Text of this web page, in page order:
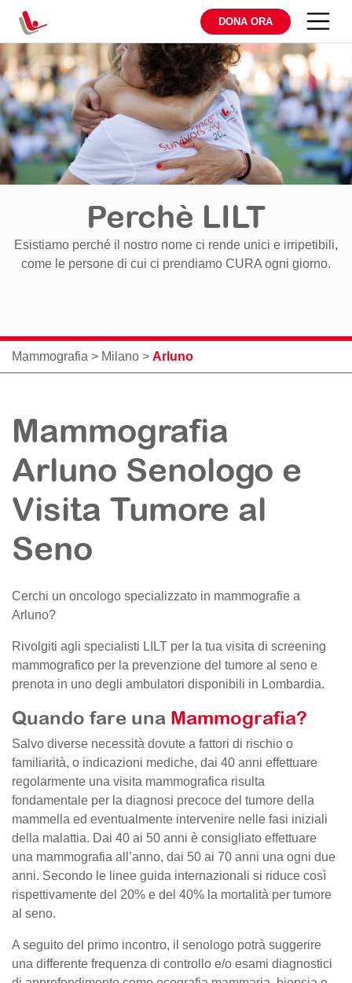
DONA ORA
Perchè LILT
Esistiamo perché il nostro nome ci rende unici e irripetibili,
come le persone di cui ci prendiamo CURA ogni giorno.
Mammografia > Milano > Arluno
Mammografia
Arluno Senologo e
Visita Tumore al
Seno
Cerchi un oncologo specializzato in mammografie a
Arluno?
Rivolgiti agli specialisti LILT per la tua visita di screening
mammografico per la prevenzione del tumore al seno e
prenota in uno degli ambulatori disponibili in Lombardia.
Quando fare una Mammografia?
Salvo diverse necessità dovute a fattori di rischio o
familiarità, o indicazioni mediche, dai 40 anni effettuare
regolarmente una visita mammografica risulta
fondamentale per la diagnosi precoce del tumore della
mammella ed eventualmente intervenire nelle fasi iniziali
della malattia. Dai 40 ai 50 anni è consigliato effettuare
una mammografia all’anno, dai 50 ai 70 anni una ogni due
anni. Secondo le linee guida internazionali si riduce così
rispettivamente del 20% e del 40% la mortalità per tumore
al seno.
A seguito del primo incontro, il senologo potrà suggerire
una differente frequenza di controllo e/o esami diagnostici